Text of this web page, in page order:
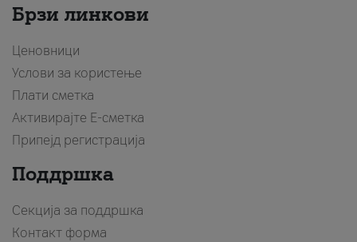
Брзи линкови
Ценовници
Услови за користење
Плати сметка
Активирајте Е-сметка
Припејд регистрација
Поддршка
Секција за поддршка
Контакт форма